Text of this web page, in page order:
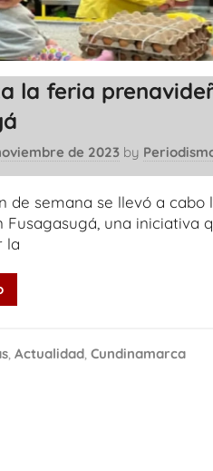
la feria
de 2023 by
de semana se llevó a cabo
Fusagasugá, una iniciativa
la
, Actualidad, Cundinamarca